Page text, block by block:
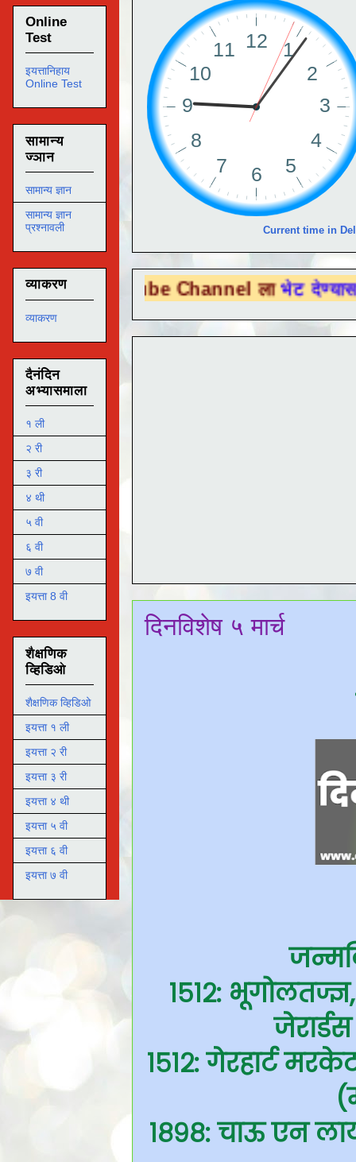
Current time in
Tube Channel लाभेट देण्यासाठी येथे
दिनविशेष ५ मार्च
१५१२:
१५१२: गेरहार्ट
१८९८: चाऊ एन
Online
Test
इयत्तानिहाय
Online Test
सामान्य
ज्ञान
सामान्य ज्ञान
सामान्य ज्ञान
प्रश्नावली
व्याकरण
व्याकरण
दैनंदिन
अभ्यासमाला
१ ली
२ री
३ री
४ थी
५ वी
६ वी
७ वी
इयत्ता 8 वी
शैक्षणिक
व्हिडिओ
शैक्षणिक व्हिडिओ
इयत्ता १ ली
इयत्ता २ री
इयत्ता ३ री
इयत्ता ४ थी
इयत्ता ५ वी
इयत्ता ६ वी
इयत्ता ७ वी